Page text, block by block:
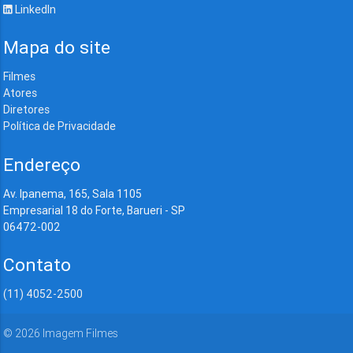
LinkedIn
Mapa do site
Filmes
Atores
Diretores
Política de Privacidade
Endereço
Av. Ipanema, 165, Sala 1105
Empresarial 18 do Forte, Barueri - SP
06472-002
Contato
(11) 4052-2500
© 2026 Imagem Filmes